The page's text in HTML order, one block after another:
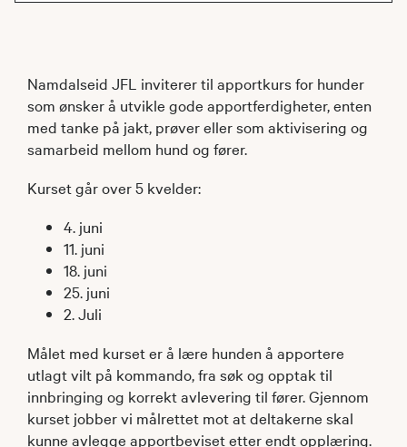
Namdalseid JFL inviterer til apportkurs for hunder
som ønsker å utvikle gode apportferdigheter, enten
med tanke på jakt, prøver eller som aktivisering og
samarbeid mellom hund og fører.
Kurset går over 5 kvelder:
4. juni
11. juni
18. juni
25. juni
2. Juli
Målet med kurset er å lære hunden å apportere
utlagt vilt på kommando, fra søk og opptak til
innbringing og korrekt avlevering til fører. Gjennom
kurset jobber vi målrettet mot at deltakerne skal
kunne avlegge apportbeviset etter endt opplæring.